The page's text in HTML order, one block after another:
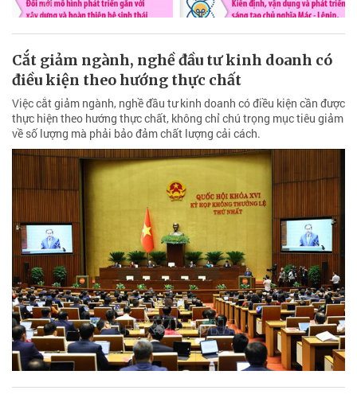
Cắt giảm ngành, nghề đầu tư kinh doanh có
điều kiện theo hướng thực chất
Việc cắt giảm ngành, nghề đầu tư kinh doanh có điều kiện cần được
thực hiện theo hướng thực chất, không chỉ chú trọng mục tiêu giảm
về số lượng mà phải bảo đảm chất lượng cải cách.